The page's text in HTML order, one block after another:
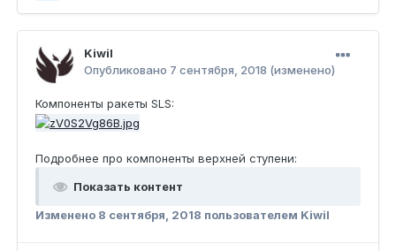
Kiwil
Опубликовано 7 сентября, 2018 (изменено)
Компоненты ракеты SLS:
Подробнее про компоненты верхней ступени:
Показать контент
Изменено 8 сентября, 2018 пользователем Kiwil